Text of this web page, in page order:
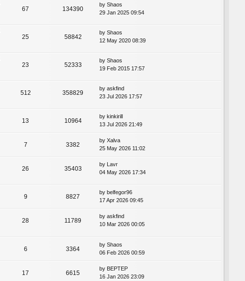
67 134390
by Shaos
29 Jan 2025 09:54
25 58842
by Shaos
12 May 2020 08:39
23 52333
by Shaos
19 Feb 2015 17:57
512 358829
by askfind
23 Jul 2026 17:57
13 10964
by kinkirill
13 Jul 2026 21:49
7 3382
by Xalva
25 May 2026 11:02
26 35403
by
Lavr
04 May 2026 17:34
9 8827
by belfegor96
17 Apr 2026 09:45
28 11789
by askfind
10 Mar 2026 00:05
6 3364
by Shaos
06 Feb 2026 00:59
17 6615
by BEPTEP
16 Jan 2026 23:09